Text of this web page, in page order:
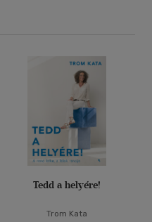
Tedd a helyére!
Trom Kata